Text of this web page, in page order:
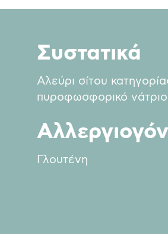
Συστατικά
Αλεύρι σίτου
πυροφωσφορικό
Γλουτένη